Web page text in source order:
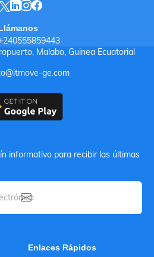
Malabo, Guinea Ecuatorial
ge.com
informativo para recibir las últimas
Enlaces Rápidos